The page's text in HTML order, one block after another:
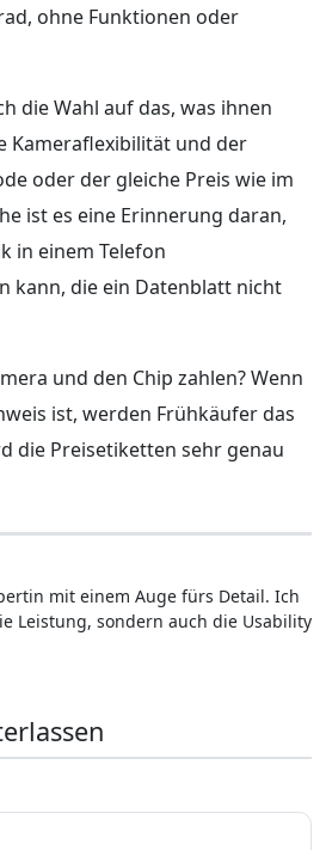
ohne Funktionen oder
die Wahl auf das, was ihnen
Kameraflexibilität und der
oder der gleiche Preis wie im
ist es eine Erinnerung daran,
in einem Telefon
kann, die ein Datenblatt nicht
und den Chip zahlen? Wenn
ist, werden Frühkäufer das
die Preisetiketten sehr genau
mit einem Auge fürs Detail. Ich
Leistung, sondern auch die Usability